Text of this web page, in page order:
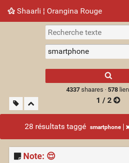
Shaarli ¦ Orangina Rouge
Nuage de tags Mur d'images
4337shaares · 578
1 / 2
28 résultats taggé smartphone
Note: 😌